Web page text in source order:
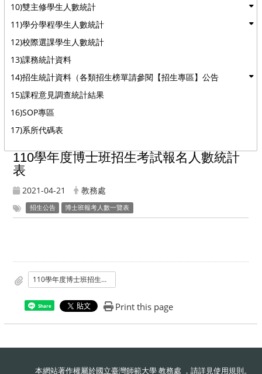
10)雙主修學生人數統計
11)學分學程學生人數統計
12)校際選課學生人數統計
13)課務統計資料
14)招生統計資料（各類招生榜單請參閱【招生專區】公告
15)課程意見調查統計結果
16)SOP專區
17)系所代碼表
110學年度博士班招生考試報名人數統計
表
2021-04-21 教務處
招生公告 博士班報考人數一覽表
110學年度博士班招生考試報名人數統計表
Share Print this page
本網站著作權屬於國立臺灣師範大學 教務處 ，請詳見使用規則。